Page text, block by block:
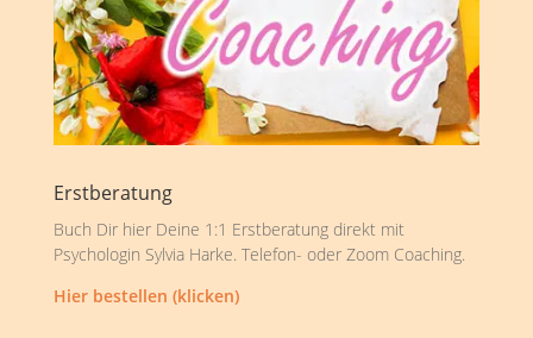
Erstberatung
Buch Dir hier Deine 1:1 Erstberatung direkt mit
Psychologin Sylvia Harke. Telefon- oder Zoom Coaching.
Hier bestellen (klicken)